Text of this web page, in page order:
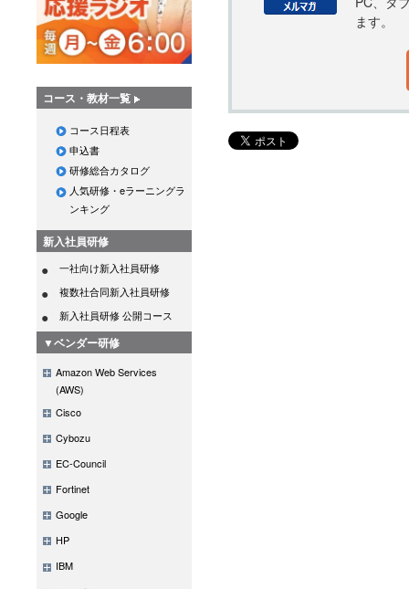
コース・教材一覧
コース日程表
申込書
研修総合カタログ
人気研修・eラーニングラ
ンキング
新入社員研修
一社向け新入社員研修
複数社合同新入社員研修
新入社員研修 公開コース
▼ベンダー研修
Amazon Web Services
(AWS)
Cisco
Cybozu
EC-Council
Fortinet
Google
HP
IBM
ます。